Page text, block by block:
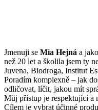
Jmenuji se Mia Hejná a
než 20 let a školila jsem ty
Juvena, Biodroga, Institut
Poradím komplexně – jak
odličovat, líčit, jakou mít
Můj přístup je respektující a
Cílem je vybrat účinné